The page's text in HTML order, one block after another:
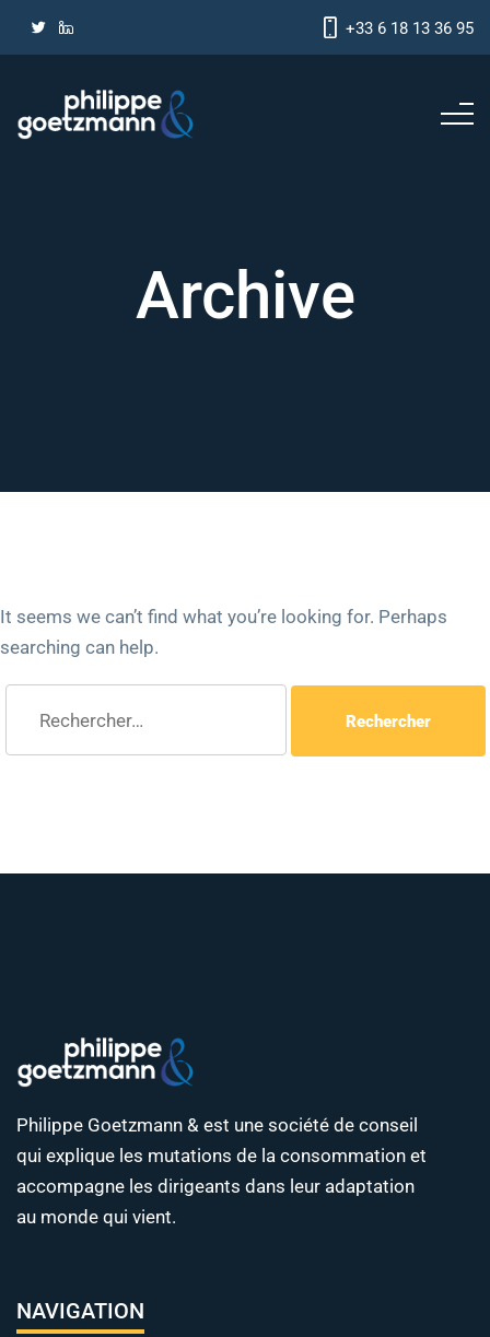
+33 6 18 13 36 95
Archive
It seems we can’t find what you’re looking for. Perhaps
searching can help.
Philippe Goetzmann & est une société de conseil
qui explique les mutations de la consommation et
accompagne les dirigeants dans leur adaptation
au monde qui vient.
NAVIGATION